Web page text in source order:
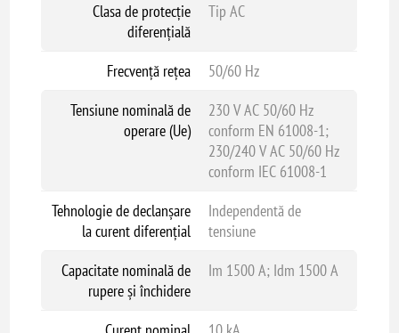
Clasa de protecție
diferențială
Tip AC
Frecvență rețea
50/60 Hz
Tensiune nominală de
operare (Ue)
230 V AC 50/60 Hz
conform EN 61008-1;
230/240 V AC 50/60 Hz
conform IEC 61008-1
Tehnologie de declanșare
la curent diferențial
Independentă de
tensiune
Capacitate nominală de
rupere și închidere
Im 1500 A; Idm 1500 A